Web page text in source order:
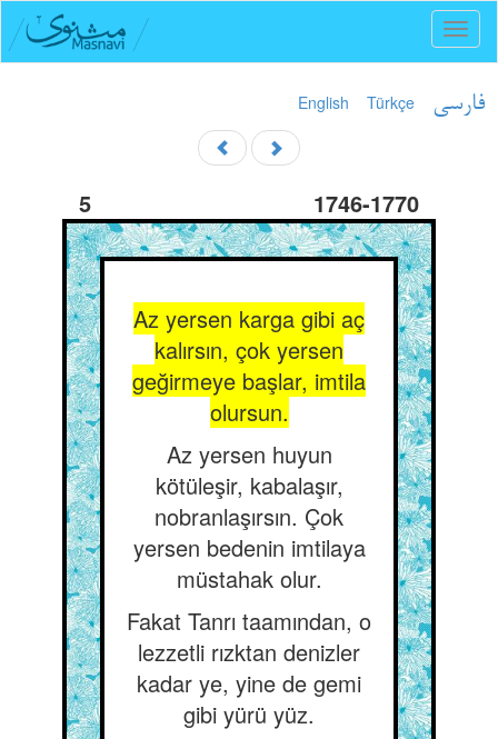
English Türkçe فارسی
5 1746-1770
Az yersen karga gibi aç
kalırsın, çok yersen
geğirmeye başlar, imtila
olursun.
Az yersen huyun
kötüleşir, kabalaşır,
nobranlaşırsın. Çok
yersen bedenin imtilaya
müstahak olur.
Fakat Tanrı taamından, o
lezzetli rızktan denizler
kadar ye, yine de gemi
gibi yürü yüz.